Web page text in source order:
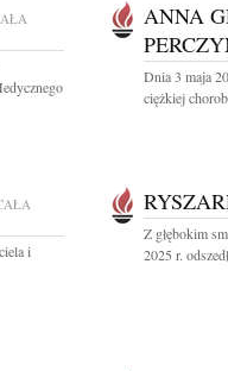
ANNA
Dnia 3 maja
ciężkiej
i
Z głębokim
2025 r.